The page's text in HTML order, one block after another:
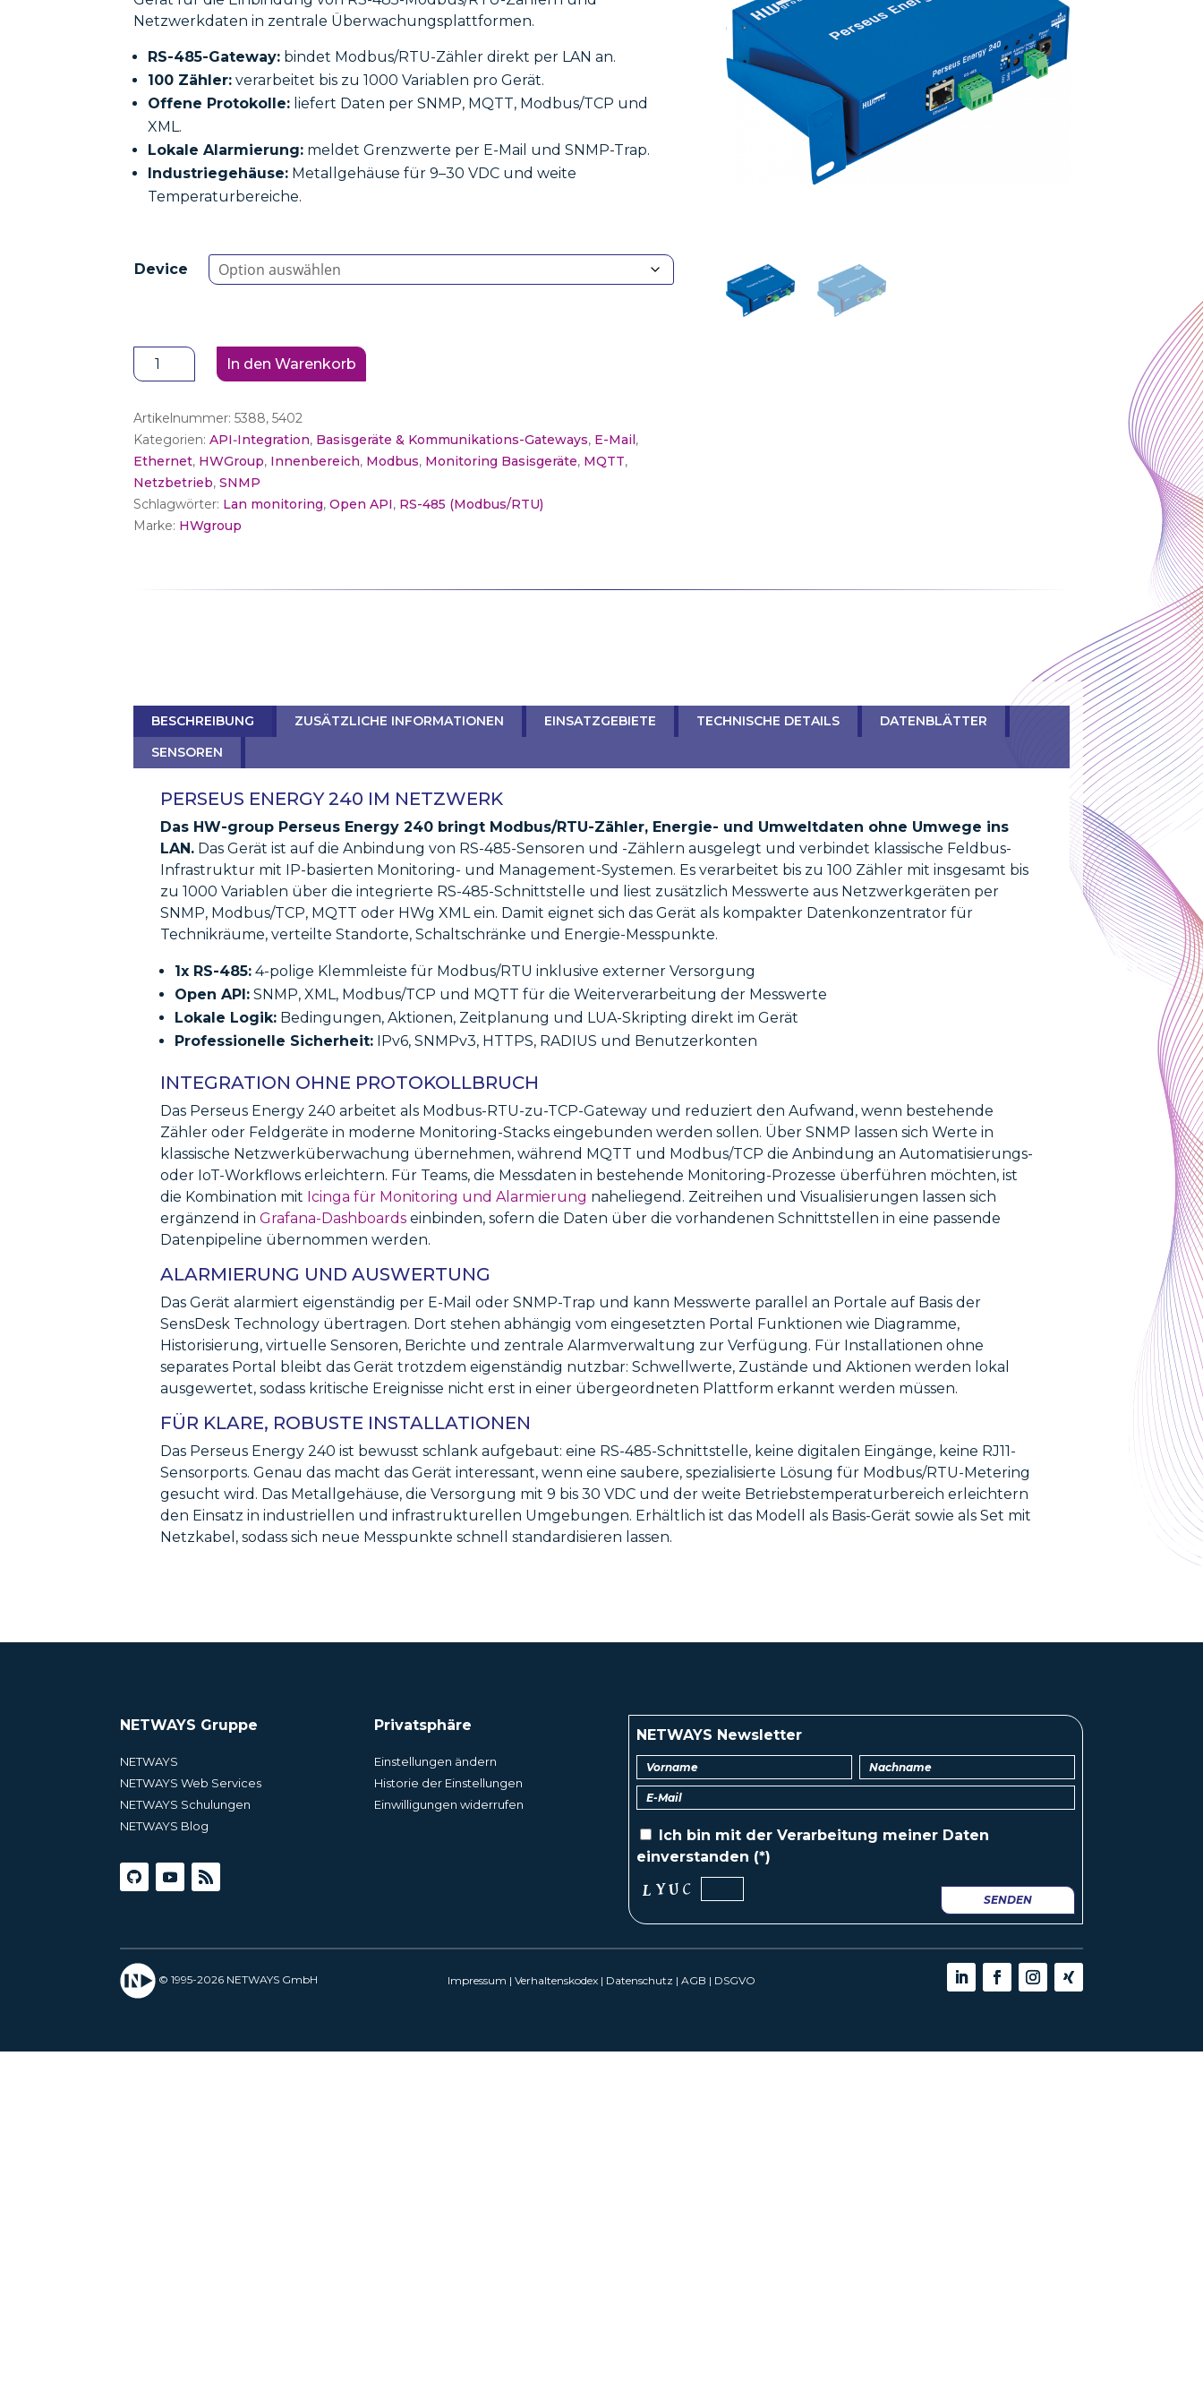
Netzwerkdaten in zentrale Überwachungsplattformen.
RS-485-Gateway: bindet Modbus/RTU-Zähler direkt per LAN an.
100 Zähler: verarbeitet bis zu 1000 Variablen pro Gerät.
Offene Protokolle: liefert Daten per SNMP, MQTT, Modbus/TCP und
XML.
Lokale Alarmierung: meldet Grenzwerte per E-Mail und SNMP-Trap.
Industriegehäuse: Metallgehäuse für 9–30 VDC und weite
Temperaturbereiche.
Device
HW-
Group
Energy
240
Menge
In den Warenkorb
Artikelnummer:5388, 5402
Kategorien:API‑Integration, Basisgeräte & Kommunikations-Gateways, E-Mail,
Ethernet, HWGroup, Innenbereich, Modbus, Monitoring Basisgeräte, MQTT,
Netzbetrieb,SNMP
Schlagwörter: Lan monitoring,Open API, RS-485 (Modbus/RTU)
Marke: HWgroup
BESCHREIBUNG ZUSÄTZLICHE INFORMATIONEN EINSATZGEBIETE TECHNISCHE DETAILS
DATENBLÄTTER
SENSOREN
PERSEUS ENERGY 240 IM NETZWERK
Das HW-group Perseus Energy 240 bringt Modbus/RTU-Zähler, Energie- und Umweltdaten ohne Umwege ins
LAN. Das Gerät ist auf die Anbindung von RS-485-Sensoren und -Zählern ausgelegt und verbindet klassische Feldbus-
Infrastruktur mit IP-basierten Monitoring- und Management-Systemen. Es verarbeitet bis zu 100 Zähler mit insgesamt bis
zu 1000 Variablen über die integrierte RS-485-Schnittstelle und liest zusätzlich Messwerte aus Netzwerkgeräten per
SNMP, Modbus/TCP, MQTT oder HWg XML ein. Damit eignet sich das Gerät als kompakter Datenkonzentrator für
Technikräume, verteilte Standorte, Schaltschränke und Energie-Messpunkte.
1x RS-485: 4-polige Klemmleiste für Modbus/RTU inklusive externer Versorgung
Open API: SNMP, XML, Modbus/TCP und MQTT für die Weiterverarbeitung der Messwerte
Lokale Logik: Bedingungen, Aktionen, Zeitplanung und LUA-Skripting direkt im Gerät
Professionelle Sicherheit: IPv6, SNMPv3, HTTPS, RADIUS und Benutzerkonten
INTEGRATION OHNE PROTOKOLLBRUCH
Das Perseus Energy 240 arbeitet als Modbus-RTU-zu-TCP-Gateway und reduziert den Aufwand, wenn bestehende
Zähler oder Feldgeräte in moderne Monitoring-Stacks eingebunden werden sollen. Über SNMP lassen sich Werte in
klassische Netzwerküberwachung übernehmen, während MQTT und Modbus/TCP die Anbindung an Automatisierungs-
oder IoT-Workflows erleichtern. Für Teams, die Messdaten in bestehende Monitoring-Prozesse überführen möchten, ist
die Kombination mit Icinga für Monitoring und Alarmierung naheliegend. Zeitreihen und Visualisierungen lassen sich
ergänzend inGrafana-Dashboards einbinden, sofern die Daten über die vorhandenen Schnittstellen in eine passende
Datenpipeline übernommen werden.
ALARMIERUNG UND AUSWERTUNG
Das Gerät alarmiert eigenständig per E-Mail oder SNMP-Trap und kann Messwerte parallel an Portale auf Basis der
SensDesk Technology übertragen. Dort stehen abhängig vom eingesetzten Portal Funktionen wie Diagramme,
Historisierung, virtuelle Sensoren, Berichte und zentrale Alarmverwaltung zur Verfügung. Für Installationen ohne
separates Portal bleibt das Gerät trotzdem eigenständig nutzbar: Schwellwerte, Zustände und Aktionen werden lokal
ausgewertet, sodass kritische Ereignisse nicht erst in einer übergeordneten Plattform erkannt werden müssen.
FÜR KLARE, ROBUSTE INSTALLATIONEN
Das Perseus Energy 240 ist bewusst schlank aufgebaut: eine RS-485-Schnittstelle, keine digitalen Eingänge, keine RJ11-
Sensorports. Genau das macht das Gerät interessant, wenn eine saubere, spezialisierte Lösung für Modbus/RTU-Metering
gesucht wird. Das Metallgehäuse, die Versorgung mit 9 bis 30 VDC und der weite Betriebstemperaturbereich erleichtern
den Einsatz in industriellen und infrastrukturellen Umgebungen. Erhältlich ist das Modell als Basis-Gerät sowie als Set mit
Netzkabel, sodass sich neue Messpunkte schnell standardisieren lassen.
NETWAYS Gruppe
NETWAYS
NETWAYS Web Services
NETWAYS Schulungen
NETWAYS Blog
Privatsphäre
Einstellungen ändern
Historie der Einstellungen
Einwilligungen widerrufen
NETWAYS Newsletter
Ich bin mit der Verarbeitung meiner Daten
einverstanden (*)
SENDEN
© 1995-2026 NETWAYS GmbH Impressum | Verhaltenskodex| Datenschutz | AGB | DSGVO